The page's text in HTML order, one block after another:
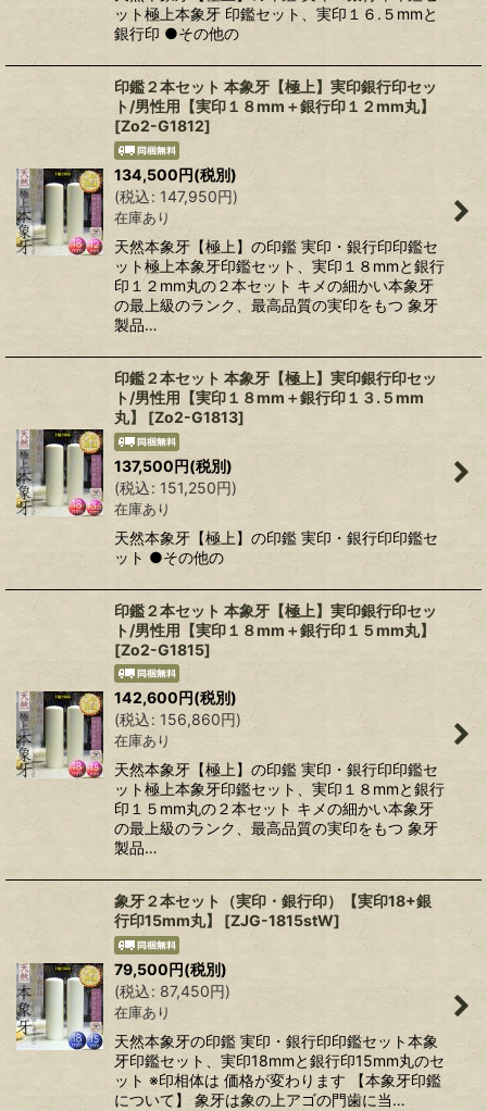
ット極上本象牙 印鑑セット、実印１６.５mmと
銀行印 ●その他の
印鑑２本セット 本象牙【極上】実印銀行印セッ
ト/男性用【実印１８mm＋銀行印１２mm丸】
[Zo2-G1812]
134,500円(税別)
(税込: 147,950円)
在庫あり
天然本象牙【極上】の印鑑 実印・銀行印印鑑セ
ット極上本象牙印鑑セット、実印１８mmと銀行
印１２mm丸の２本セット キメの細かい本象牙
の最上級のランク、最高品質の実印をもつ 象牙
製品…
印鑑２本セット 本象牙【極上】実印銀行印セッ
ト/男性用【実印１８mm＋銀行印１３.５mm
丸】
[Zo2-G1813]
137,500円(税別)
(税込: 151,250円)
在庫あり
天然本象牙【極上】の印鑑 実印・銀行印印鑑セ
ット ●その他の
印鑑２本セット 本象牙【極上】実印銀行印セッ
ト/男性用【実印１８mm＋銀行印１５mm丸】
[Zo2-G1815]
142,600円(税別)
(税込: 156,860円)
在庫あり
天然本象牙【極上】の印鑑 実印・銀行印印鑑セ
ット極上本象牙印鑑セット、実印１８mmと銀行
印１５mm丸の２本セット キメの細かい本象牙
の最上級のランク、最高品質の実印をもつ 象牙
製品…
象牙２本セット（実印・銀行印）【実印18+銀
行印15mm丸】
[ZJG-1815stW]
79,500円(税別)
(税込: 87,450円)
在庫あり
天然本象牙の印鑑 実印・銀行印印鑑セット本象
牙印鑑セット、実印18mmと銀行印15mm丸のセ
ット ※印相体は 価格が変わります 【本象牙印鑑
について】 象牙は象の上アゴの門歯に当…